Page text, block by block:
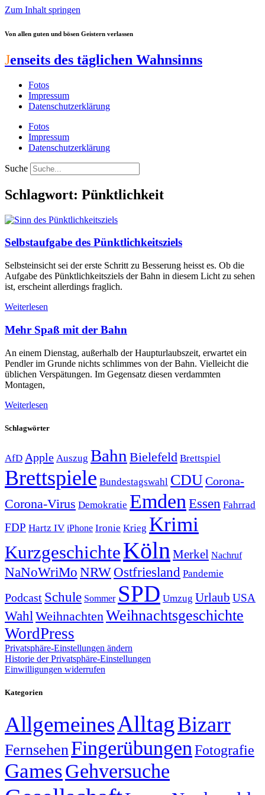
Zum Inhalt springen
Von allen guten und bösen Geistern verlassen
Jenseits des täglichen Wahnsinns
Fotos
Impressum
Datenschutzerklärung
Fotos
Impressum
Datenschutzerklärung
Suche
Schlagwort: Pünktlichkeit
Selbstaufgabe des Pünktlichkeitsziels
Selbsteinsicht sei der erste Schritt zu Besserung heisst es. Ob die
Aufgabe des Pünktlichkeitsziels der Bahn in diesem Licht zu sehen
ist, erscheint allerdings fraglich.
Weiterlesen
Mehr Spaß mit der Bahn
An einem Dienstag, außerhalb der Haupturlaubszeit, erwartet ein
Pendler im Grunde nichts schlimmes von der Bahn. Vielleicht die
üblichen Verspätungen. Im Gegensatz diesen verdammten
Montagen,
Weiterlesen
Schlagwörter
AfD Apple Auszug Bahn Bielefeld Brettspiel
Brettspiele Bundestagswahl CDUCorona-
Corona-Virus Demokratie Emden Essen Fahrrad
FDP Hartz IV iPhone Ironie Krieg Krimi
KurzgeschichteKöln Merkel Nachruf
NaNoWriMo NRWOstfriesland Pandemie
Podcast Schule Sommer SPD Umzug Urlaub USA
Wahl Weihnachten Weihnachtsgeschichte
WordPress
Privatsphäre-Einstellungen ändern
Historie der Privatsphäre-Einstellungen
Einwilligungen widerrufen
Kategorien
AllgemeinesAlltagBizarr
FernsehenFingerübungen Fotografie
GamesGehversuche